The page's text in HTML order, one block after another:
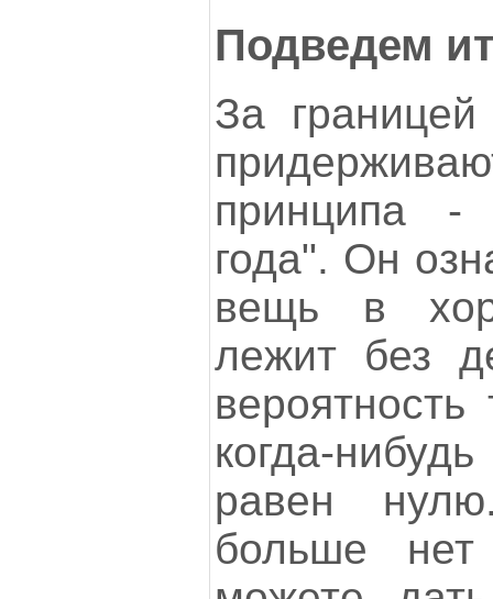
Подведем
За
принципа -
года". Он
вещь в
лежит без
когда-
равен
больше